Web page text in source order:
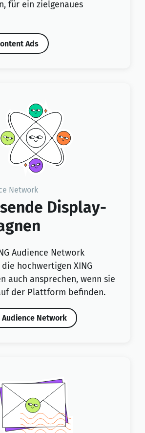
für ein zielgenaues
Ads
Network
Display-
Audience Network
hochwertigen XING
auch ansprechen, wenn sie
der Plattform befinden.
Audience Network